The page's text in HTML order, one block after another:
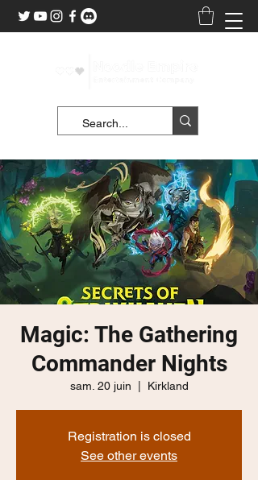
Magic: The Gathering
Commander Nights
sam. 20 juin Kirkland
Registration is closed
See other events